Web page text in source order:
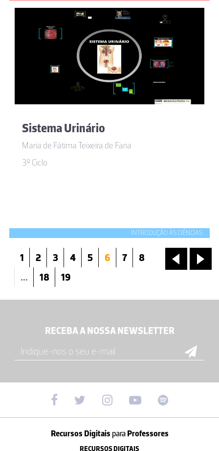
Sistema Urinário
Maria de Fátima Teixeira de Faria
3º Ciclo
INTRODUÇÃO ÀS CIÊNCIAS
«
1 2 3 4 5 6 7
8
...
18 19
»
RECEBA A NOSSA NEWSLETTER
Recursos Digitais paraProfessores
RECURSOS DIGITAIS